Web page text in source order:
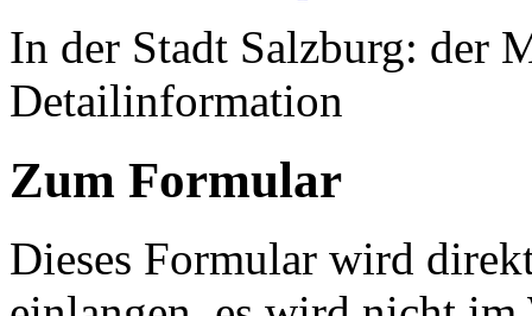
In der Stadt Salzburg: der
Detailinformation
Zum Formular
Dieses Formular wird